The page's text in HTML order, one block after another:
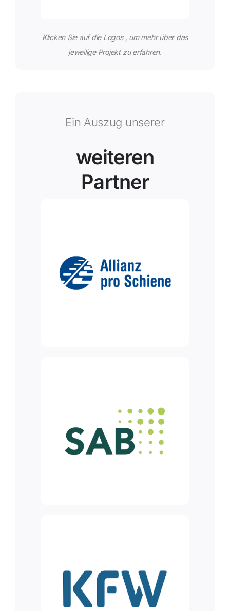
Klicken Sie auf die Logos , um mehr über das
jeweilige Projekt zu erfahren.
Ein Auszug unserer
weiteren
Partner